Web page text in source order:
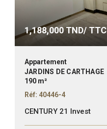
1,188,000TND/ TTC
Appartement
JARDINS DE CARTHAGE
190 m²
Réf: 40446-4
CENTURY 21 Invest